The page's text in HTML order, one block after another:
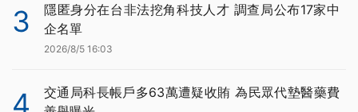
3
隱匿身分在台非法挖角科技人才 調查局公布17家中
企名單
2026/8/5 16:03
4
交通局科長帳戶多63萬遭疑收賄 為民眾代墊醫藥費